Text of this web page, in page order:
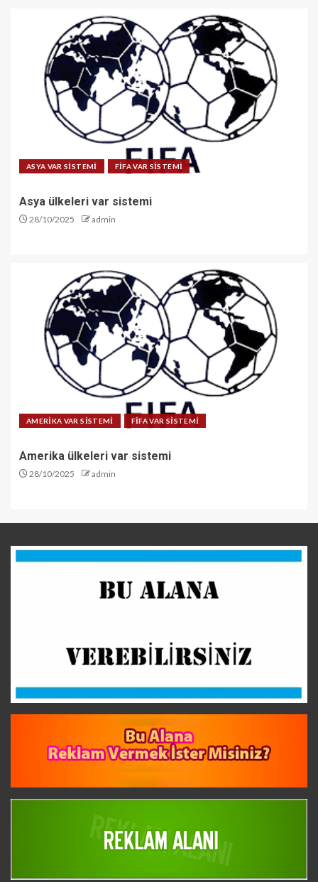
ASYA VAR SİSTEMİ FİFA VAR SİSTEMİ
Asya ülkeleri var sistemi
28/10/2025 admin
AMERİKA VAR SİSTEMİ FİFA VAR SİSTEMİ
Amerika ülkeleri var sistemi
28/10/2025 admin